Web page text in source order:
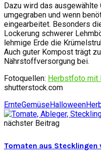
Dazu wird das
umgegraben und wenn
eingearbeitet. Besonders
Lockerung schwerer
lehmige Erde die
Auch guter Kompost trägt
Nährstoffversorgung bei.
Fotoquellen: Herbstfoto mit
shutterstock.com
ErnteGemüseHalloween
nächster Beitrag
Tomaten aus Stecklingen